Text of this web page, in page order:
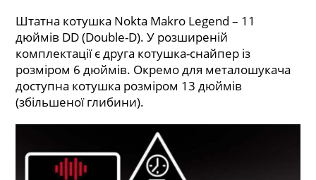
Штатна котушка Nokta Makro Legend – 11
дюймів DD (Double-D). У розширеній
комплектації є друга котушка-снайпер із
розміром 6 дюймів. Окремо для металошукача
доступна котушка розміром 13 дюймів
(збільшеної глибини).